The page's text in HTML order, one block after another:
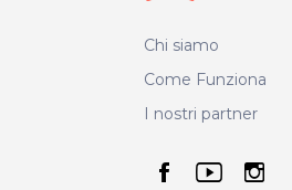
Chi siamo
Come Funziona
I nostri partner
seguici